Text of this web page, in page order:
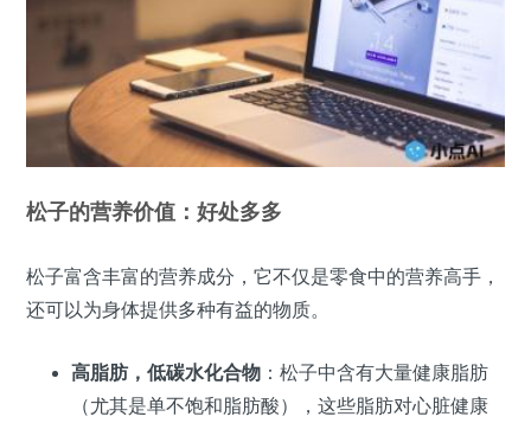
松子的营养价值：好处多多
松子富含丰富的营养成分，它不仅是零食中的营养高手，
还可以为身体提供多种有益的物质。
高脂肪，低碳水化合物 ：松子中含有大量健康脂肪
（尤其是单不饱和脂肪酸），这些脂肪对心脏健康